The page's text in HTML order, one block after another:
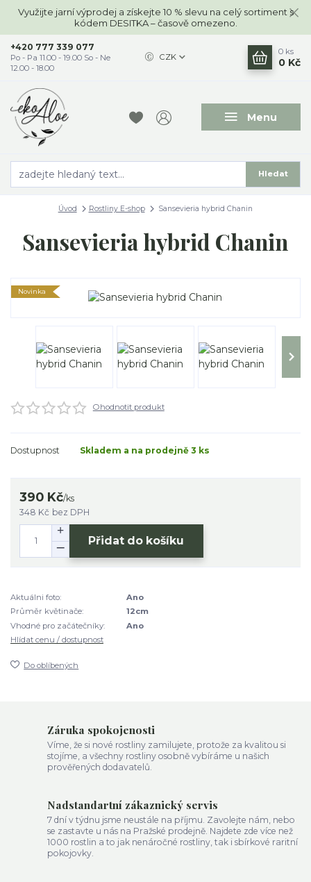
Využijte jarní výprodej a získejte 10 % slevu na celý sortiment s
kódem DESITKA – časově omezeno.
Menu
CZK
Hledat
+420 777 339 077
Po - Pa 11.00 - 19.00 So - Ne
12.00 - 18.00
0 ks
0 Kč
Úvod Rostliny E-shop Sansevieria hybrid Chanin
Sansevieria hybrid Chanin
Novinka
Ohodnotit produkt
Dostupnost Skladem a na prodejně 3 ks
390 Kč/ks
348 Kč bez DPH
Přidat do košíku
Aktuálni foto:
Ano
Průměr květinače:
12cm
Vhodné pro začátečníky:
Ano
Hlídat cenu / dostupnost
Do oblíbených
Záruka spokojenosti
Víme, že si nové rostliny zamilujete, protože za kvalitou si
stojíme, a všechny rostliny osobně vybíráme u našich
prověřených dodavatelů.
Nadstandartní zákaznický servis
7 dní v týdnu jsme neustále na příjmu. Zavolejte nám, nebo
se zastavte u nás na Pražské prodejně. Najdete zde více než
1000 rostlin a to jak nenáročné rostliny, tak i sbírkové raritní
pokojovky.